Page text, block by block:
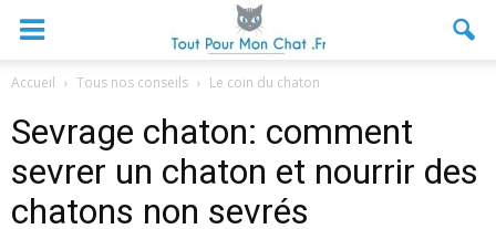
Accueil Tous nos conseils Le coin du chaton
Sevrage chaton: comment
sevrer un chaton et nourrir des
chatons non sevrés